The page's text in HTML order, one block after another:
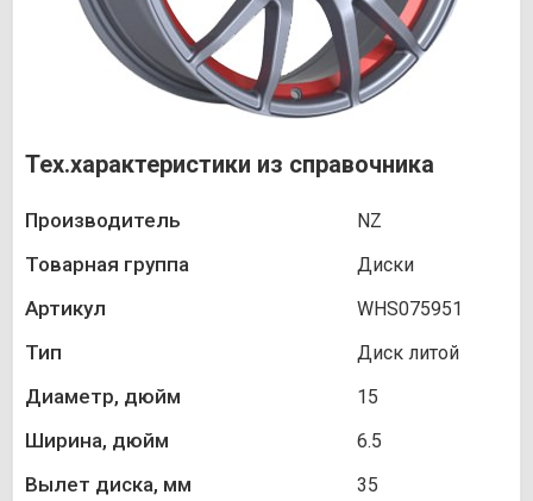
Тех.характеристики из справочника
Производитель NZ
Товарная группа Диски
Артикул WHS075951
Тип Диск литой
Диаметр, дюйм 15
Ширина, дюйм 6.5
Вылет диска, мм 35